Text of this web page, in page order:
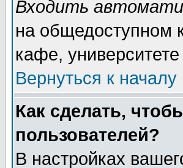
Входить
на общедоступном
кафе, университете
Вернуться к началу
Как сделать,
пользователей?
В настройках